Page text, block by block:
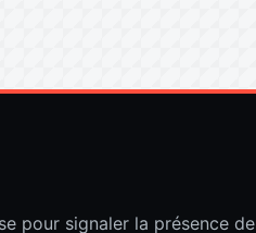
pour signaler la présence de